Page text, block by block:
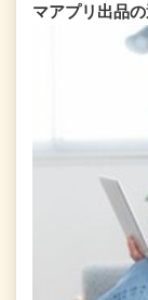
マアプリ出品